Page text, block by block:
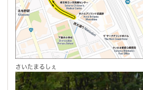
さいたまるしぇ